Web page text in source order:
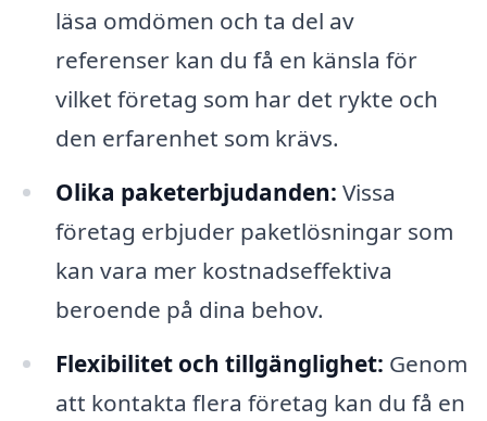
läsa omdömen och ta del av
referenser kan du få en känsla för
vilket företag som har det rykte och
den erfarenhet som krävs.
Olika paketerbjudanden: Vissa
företag erbjuder paketlösningar som
kan vara mer kostnadseffektiva
beroende på dina behov.
Flexibilitet och tillgänglighet: Genom
att kontakta flera företag kan du få en